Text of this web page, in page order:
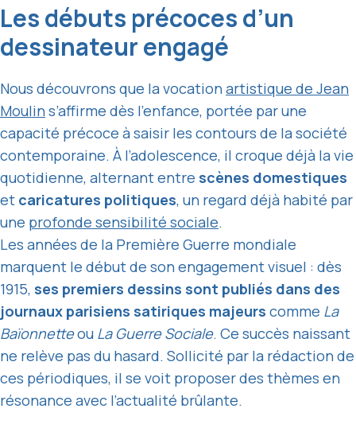
Les débuts précoces d’un
dessinateur engagé
Nous découvrons que la vocationartistique de Jean
Moulins’affirme dès l’enfance, portée par une
capacité précoce à saisir les contours de la société
contemporaine. À l’adolescence, il croque déjà la vie
quotidienne, alternant entre scènes domestiques
et caricatures politiques, un regard déjà habité par
une profonde sensibilité sociale.
Les années de la Première Guerre mondiale
marquent le début de son engagement visuel : dès
1915, ses premiers dessins sont publiés dans des
journaux parisiens satiriques majeurs comme La
Baïonnetteou La Guerre Sociale. Ce succès naissant
ne relève pas du hasard. Sollicité par la rédaction de
ces périodiques, il se voit proposer des thèmes en
résonance avec l’actualité brûlante.